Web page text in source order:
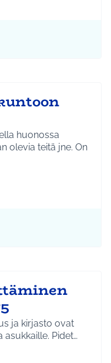
-
huonossa
olevia teitä jne. On
-
ja kirjasto ovat
Pidet…